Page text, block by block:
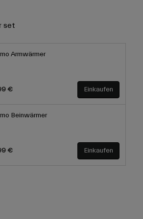
set
Armwärmer
€ Einkaufen
Beinwärmer
€ Einkaufen